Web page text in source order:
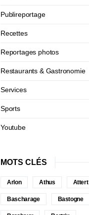
Publireportage
Recettes
Reportages photos
Restaurants & Gastronomie
Services
Sports
Youtube
MOTS CLÉS
Arlon Athus Attert
Bascharage Bastogne